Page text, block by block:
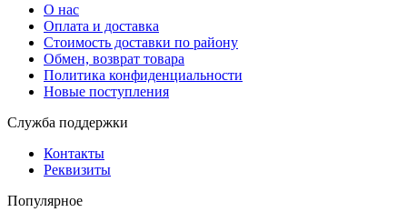
О нас
Оплата и доставка
Стоимость доставки по району
Обмен, возврат товара
Политика конфиденциальности
Новые поступления
Служба поддержки
Контакты
Реквизиты
Популярное